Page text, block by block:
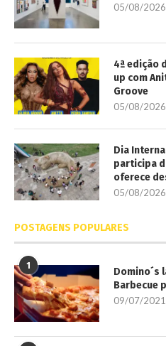
05/08/2026
4ª edição
up com
Groove
05/08/2026
Dia
participa
oferece
05/08/2026
POSTAGENS POPULARES
1
Domino´s
Barbecue
09/07/2021